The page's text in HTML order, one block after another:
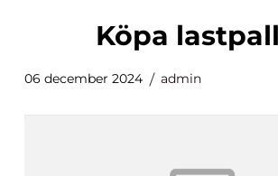
Köpa
06 december 2024 admin